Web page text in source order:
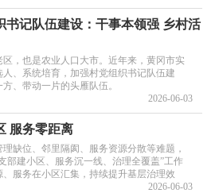
书记队伍建设：干事本领强 乡村活
，也是农业人口大市。近年来，黄冈市实
、系统培育，加强村党组织书记队伍建
、带动一片的头雁队伍。
2026-06-03
服务零距离
缺位、邻里隔阂、服务资源分散等难题，
部建小区、服务沉一线、治理全覆盖”工作
服务在小区汇集，持续提升基层治理效
2026-06-03